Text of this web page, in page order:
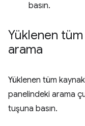
basın.
Yüklenen
arama
Yüklenen tüm
panelindeki arama
tuşuna basın.